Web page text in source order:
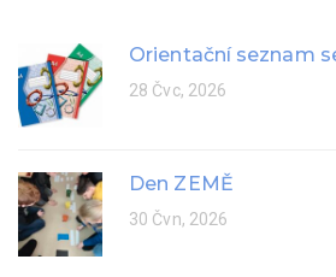
Orientační seznam
28 Čvc, 2026
Den ZEMĚ
30 Čvn, 2026